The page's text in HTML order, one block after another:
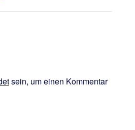
sein, um einen Kommentar